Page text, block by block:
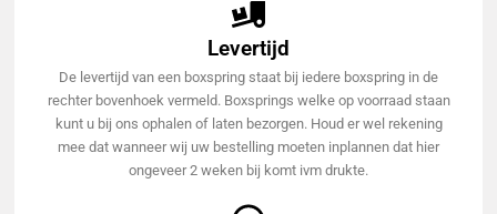
Levertijd
De levertijd van een boxspring staat bij iedere boxspring in de
rechter bovenhoek vermeld. Boxsprings welke op voorraad staan
kunt u bij ons ophalen of laten bezorgen. Houd er wel rekening
mee dat wanneer wij uw bestelling moeten inplannen dat hier
ongeveer 2 weken bij komt ivm drukte.